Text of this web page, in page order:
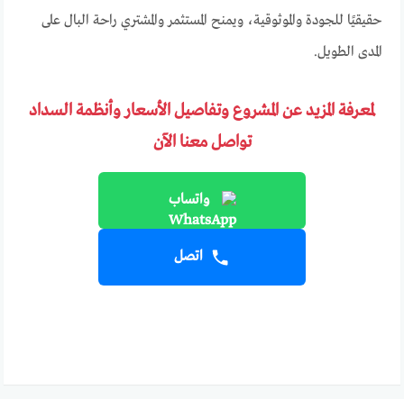
حقيقيًا للجودة والموثوقية، ويمنح المستثمر والمشتري راحة البال على
المدى الطويل.
لمعرفة المزيد عن المشروع وتفاصيل الأسعار وأنظمة السداد
تواصل معنا الآن
واتساب
اتصل